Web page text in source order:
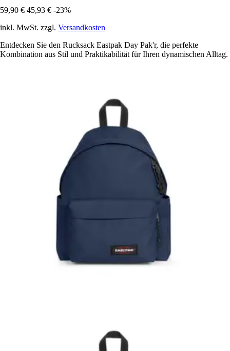
59,90 € 45,93 € -23%
inkl. MwSt. zzgl. Versandkosten
Entdecken Sie den Rucksack Eastpak Day Pak'r, die perfekte
Kombination aus Stil und Praktikabilität für Ihren dynamischen Alltag.